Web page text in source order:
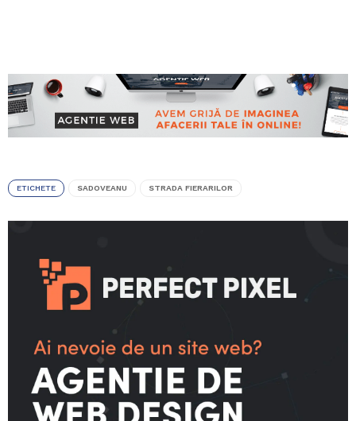
ETICHETE SADOVEANU STRADA FIERARILOR